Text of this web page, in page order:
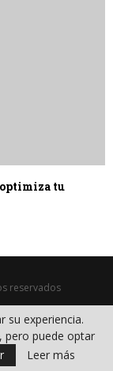
tu
reservados
saludables
de Dieta
su experiencia.
pero puede optar
Leer más